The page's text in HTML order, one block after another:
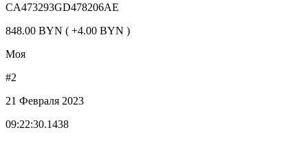
CA473293GD478206AE
848.00 BYN ( +4.00 BYN )
Моя
#2
21 Февраля 2023
09:22:30.1438